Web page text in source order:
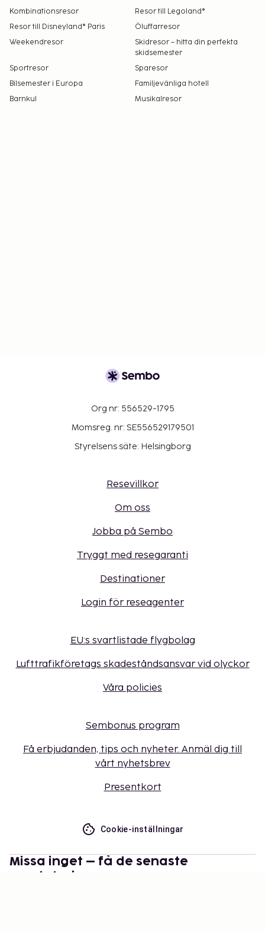
Kombinationsresor
Resor till Legoland®
Resor till Disneyland® Paris
Öluffarresor
Weekendresor
Skidresor – hitta din perfekta
skidsemester
Sportresor
Sparesor
Bilsemester i Europa
Familjevänliga hotell
Barnkul
Musikalresor
Org nr: 556529-1795
Momsreg. nr: SE556529179501
Styrelsens säte: Helsingborg
Resevillkor
Om oss
Jobba på Sembo
Tryggt med resegaranti
Destinationer
Login för reseagenter
EU:s svartlistade flygbolag
Lufttrafikföretags skadeståndsansvar vid olyckor
Våra policies
Sembonus program
Få erbjudanden, tips och nyheter. Anmäl dig till
vårt nyhetsbrev
Presentkort
Cookie-inställningar
Missa inget – få de senaste
uppdateringarna